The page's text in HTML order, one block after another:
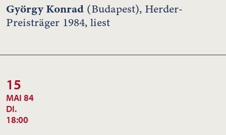
György Konrad (Budapest), Herder-
Preisträger 1984, liest
15
MAI 84
DI.
18:00